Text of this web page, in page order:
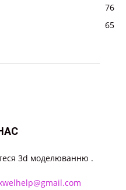
76
65
3d моделюванню .